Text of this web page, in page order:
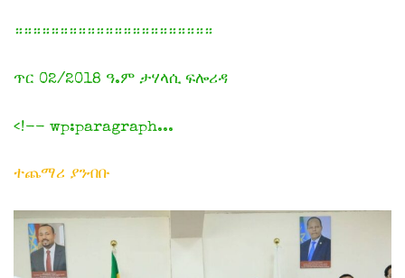
።።።።።።።።።።።።።።።።።።።።።።
ጥር 02/2018 ዓ.ም ታሃላሲ ፍሎሪዳ
<!-- wp:paragraph...
ተጨማሪ ያንብቡ